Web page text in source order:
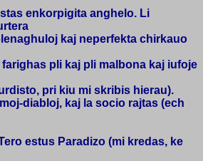
enkorpigita anghelo. Li
kaj neperfekta chirkauo
pli kaj pli malbona kaj iufoje
pri kiu mi skribis hierau).
diabloj, kaj la socio rajtas (ech
estus Paradizo (mi kredas, ke